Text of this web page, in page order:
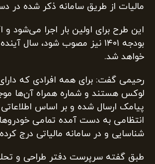
مالیات از طریق سامانه ذکر شده
این طرح برای اولین بار اجرا می‌شود و
بودجه ۱۴۰۱ نیز مصوب شود، سال
خواهد شد.
رحیمی گفت: برای همه افرادی که
لوکس هستند و شماره همراه آن‌ها
پیامک ارسال شده و بر اساس
انتظامی به دست آمده تمامی
شناسایی و در سامانه مالیاتی درج
طبق گفته سرپرست دفتر طراحی و